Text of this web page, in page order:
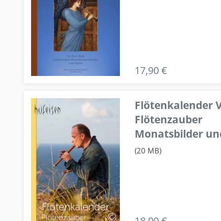
17,90 €
Flötenkalender
Flötenzauber
Monatsbilder
(20 MB)